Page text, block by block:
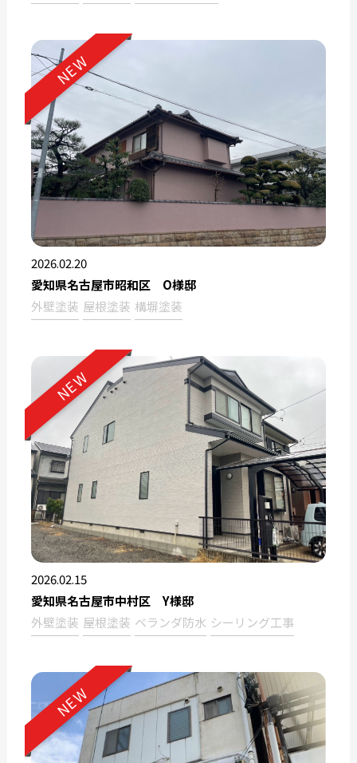
2026.02.20
愛知県名古屋市昭和区 O様邸
外壁塗装 屋根塗装 構塀塗装
NEW
2026.02.15
愛知県名古屋市中村区 Y様邸
外壁塗装 屋根塗装 ベランダ防水 シーリング工事
NEW
NEW